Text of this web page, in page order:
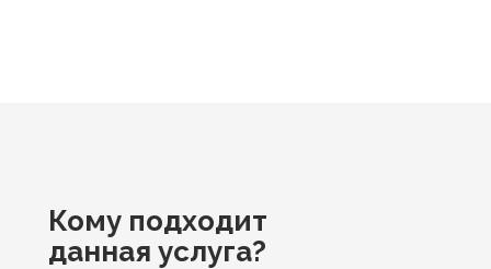
Кому подходит
данная услуга?